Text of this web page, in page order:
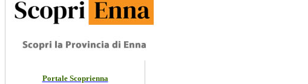
Portale Scoprienna